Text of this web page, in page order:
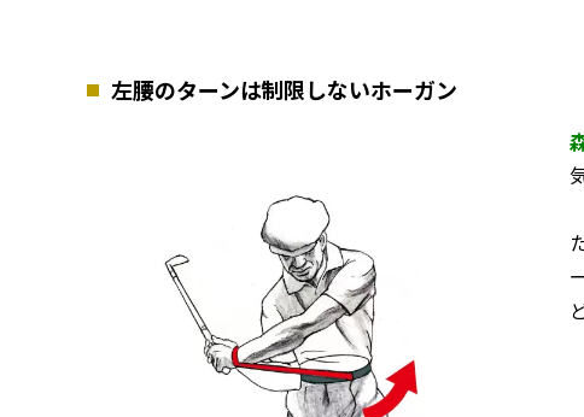
左腰のターンは制限しないホーガン